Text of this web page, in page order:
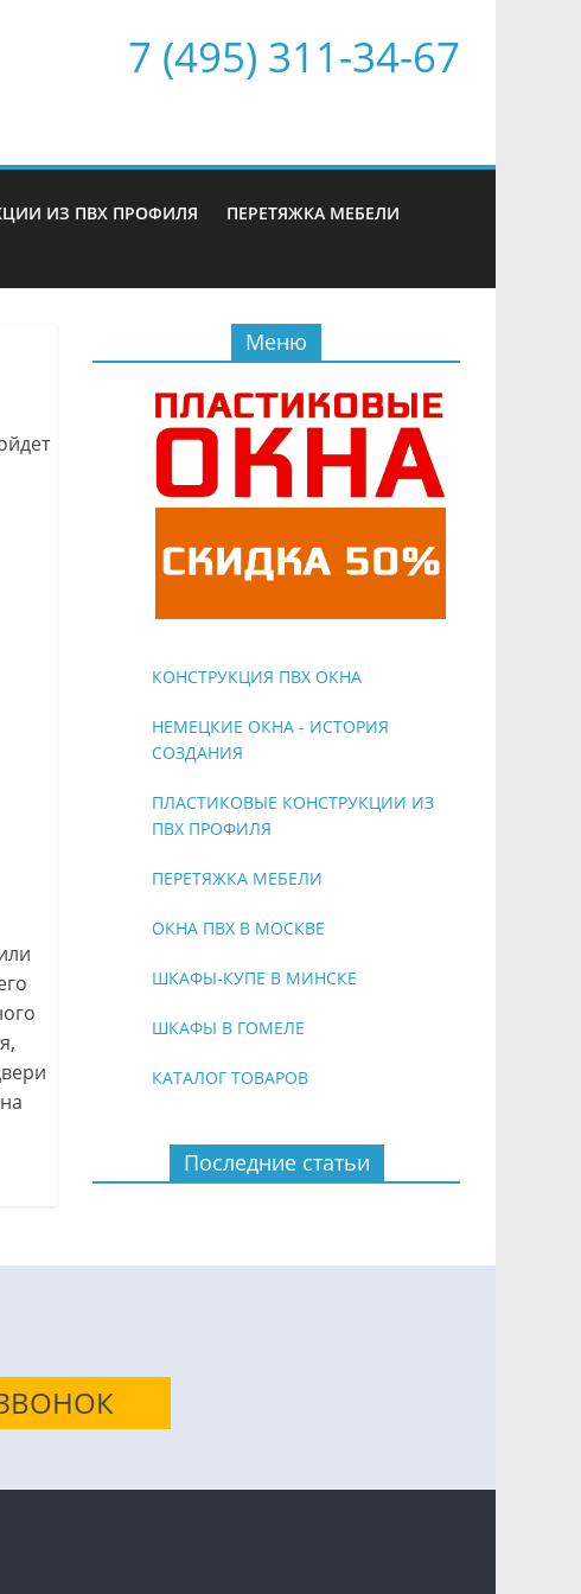
7 (495) 311-34-67
ИЗ ПВХ ПРОФИЛЯ ПЕРЕТЯЖКА МЕБЕЛИ
Меню
КОНСТРУКЦИЯ ПВХ ОКНА
НЕМЕЦКИЕ ОКНА - ИСТОРИЯ
СОЗДАНИЯ
ПЛАСТИКОВЫЕ КОНСТРУКЦИИ ИЗ
ПВХ ПРОФИЛЯ
ПЕРЕТЯЖКА МЕБЕЛИ
ОКНА ПВХ В МОСКВЕ
ШКАФЫ-КУПЕ В МИНСКЕ
ШКАФЫ В ГОМЕЛЕ
КАТАЛОГ ТОВАРОВ
Последние статьи